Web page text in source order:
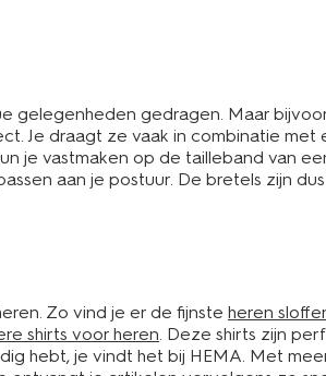
gelegenheden gedragen. Maar
Je draagt ze vaak in combinatie
je vastmaken op de tailleband van
aan je postuur. De bretels zijn
Zo vind je er de fijnste heren
shirts voor heren. Deze shirts zijn
hebt, je vindt het bij HEMA. Met